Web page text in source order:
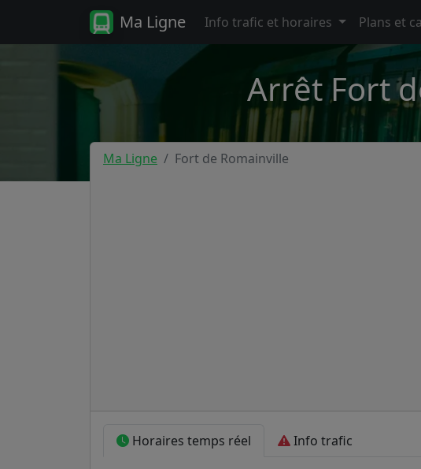
Ma Ligne Info trafic et horaires Plans et
Arrêt Fort
Ma Ligne Fort de Romainville
Horaires temps réel Info trafic